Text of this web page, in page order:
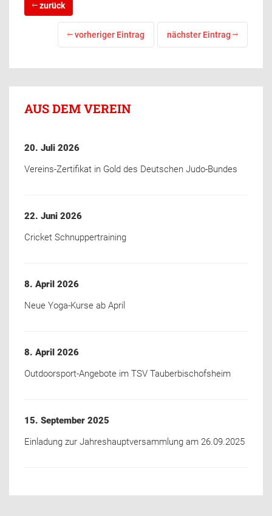
zurück
vorheriger Eintrag nächster Eintrag
AUS DEM VEREIN
20. Juli 2026
Vereins-Zertifikat in Gold des Deutschen Judo-Bundes
22. Juni 2026
Cricket Schnuppertraining
8. April 2026
Neue Yoga-Kurse ab April
8. April 2026
Outdoorsport-Angebote im TSV Tauberbischofsheim
15. September 2025
Einladung zur Jahreshauptversammlung am 26.09.2025